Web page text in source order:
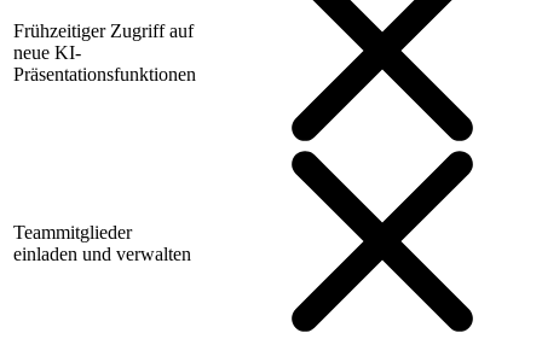
Frühzeitiger Zugriff auf
neue KI-
Präsentationsfunktionen
Teammitglieder
einladen und verwalten